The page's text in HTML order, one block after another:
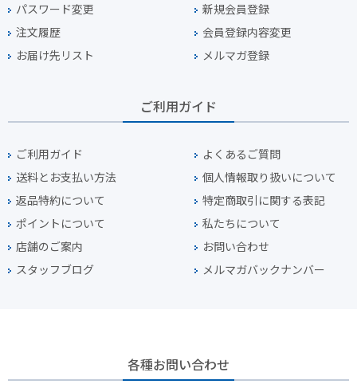
パスワード変更
新規会員登録
注文履歴
会員登録内容変更
お届け先リスト
メルマガ登録
ご利用ガイド
ご利用ガイド
よくあるご質問
送料とお支払い方法
個人情報取り扱いについて
返品特約について
特定商取引に関する表記
ポイントについて
私たちについて
店舗のご案内
お問い合わせ
スタッフブログ
メルマガバックナンバー
各種お問い合わせ